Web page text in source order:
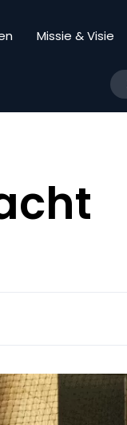
Missie & Visie